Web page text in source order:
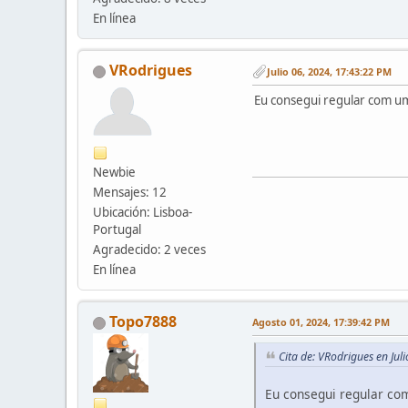
En línea
VRodrigues
Newbie
Mensajes: 12
Ubicación: Lisboa-
Portugal
Agradecido: 2 veces
En línea
Julio 06, 2024, 17:43:22 PM
Eu consegui regular com
Topo7888 Agosto 01, 2024, 17:39:42 PM
Cita de: VRodrigues en
Eu consegui regular